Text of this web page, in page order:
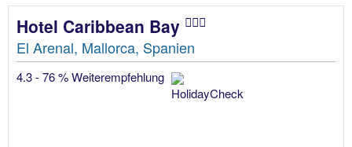
Hotel Caribbean Bay
El Arenal, Mallorca, Spanien
4.3 - 76 % Weiterempfehlung